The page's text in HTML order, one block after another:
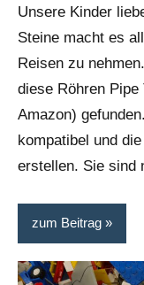
Unsere Kinder
Steine macht es
Reisen zu
diese Röhren
Amazon)
kompatibel und
erstellen. Sie
zum Beitrag